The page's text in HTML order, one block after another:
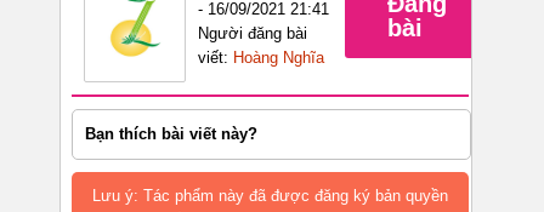
- 16/09/2021 21:41
Người đăng bài
viết: Hoàng Nghĩa
bài
Bạn thích bài viết này?
Lưu ý: Tác phẩm này đã được đăng ký bản quyền